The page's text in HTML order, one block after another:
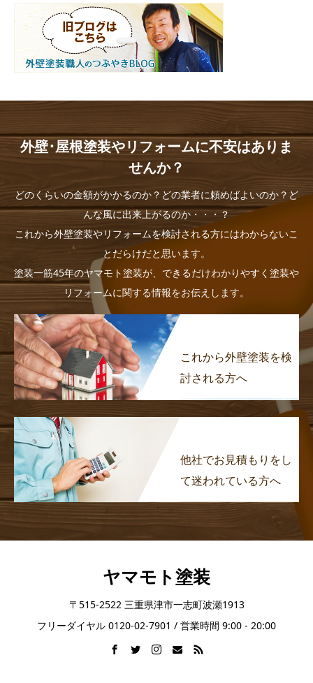
外壁･屋根塗装やリフォームに不安はありま
せんか？
どのくらいの金額がかかるのか？どの業者に頼めばよいのか？ど
んな風に出来上がるのか・・・？
これから外壁塗装やリフォームを検討される方にはわからないこ
とだらけだと思います。
塗装一筋45年のヤマモト塗装が、できるだけわかりやすく塗装や
リフォームに関する情報をお伝えします。
これから外壁塗装を検
討される方へ
他社でお見積もりをし
て迷われている方へ
ヤマモト塗装
〒515-2522 三重県津市一志町波瀬1913
フリーダイヤル 0120-02-7901 / 営業時間 9:00 - 20:00